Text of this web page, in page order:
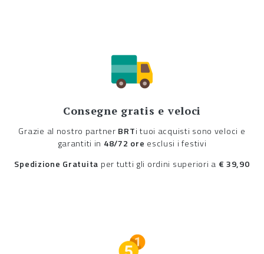
Consegne gratis e veloci
Grazie al nostro partner BRTi tuoi acquisti sono veloci e
garantiti in 48/72 ore esclusi i festivi
Spedizione Gratuita per tutti gli ordini superiori a € 39,90